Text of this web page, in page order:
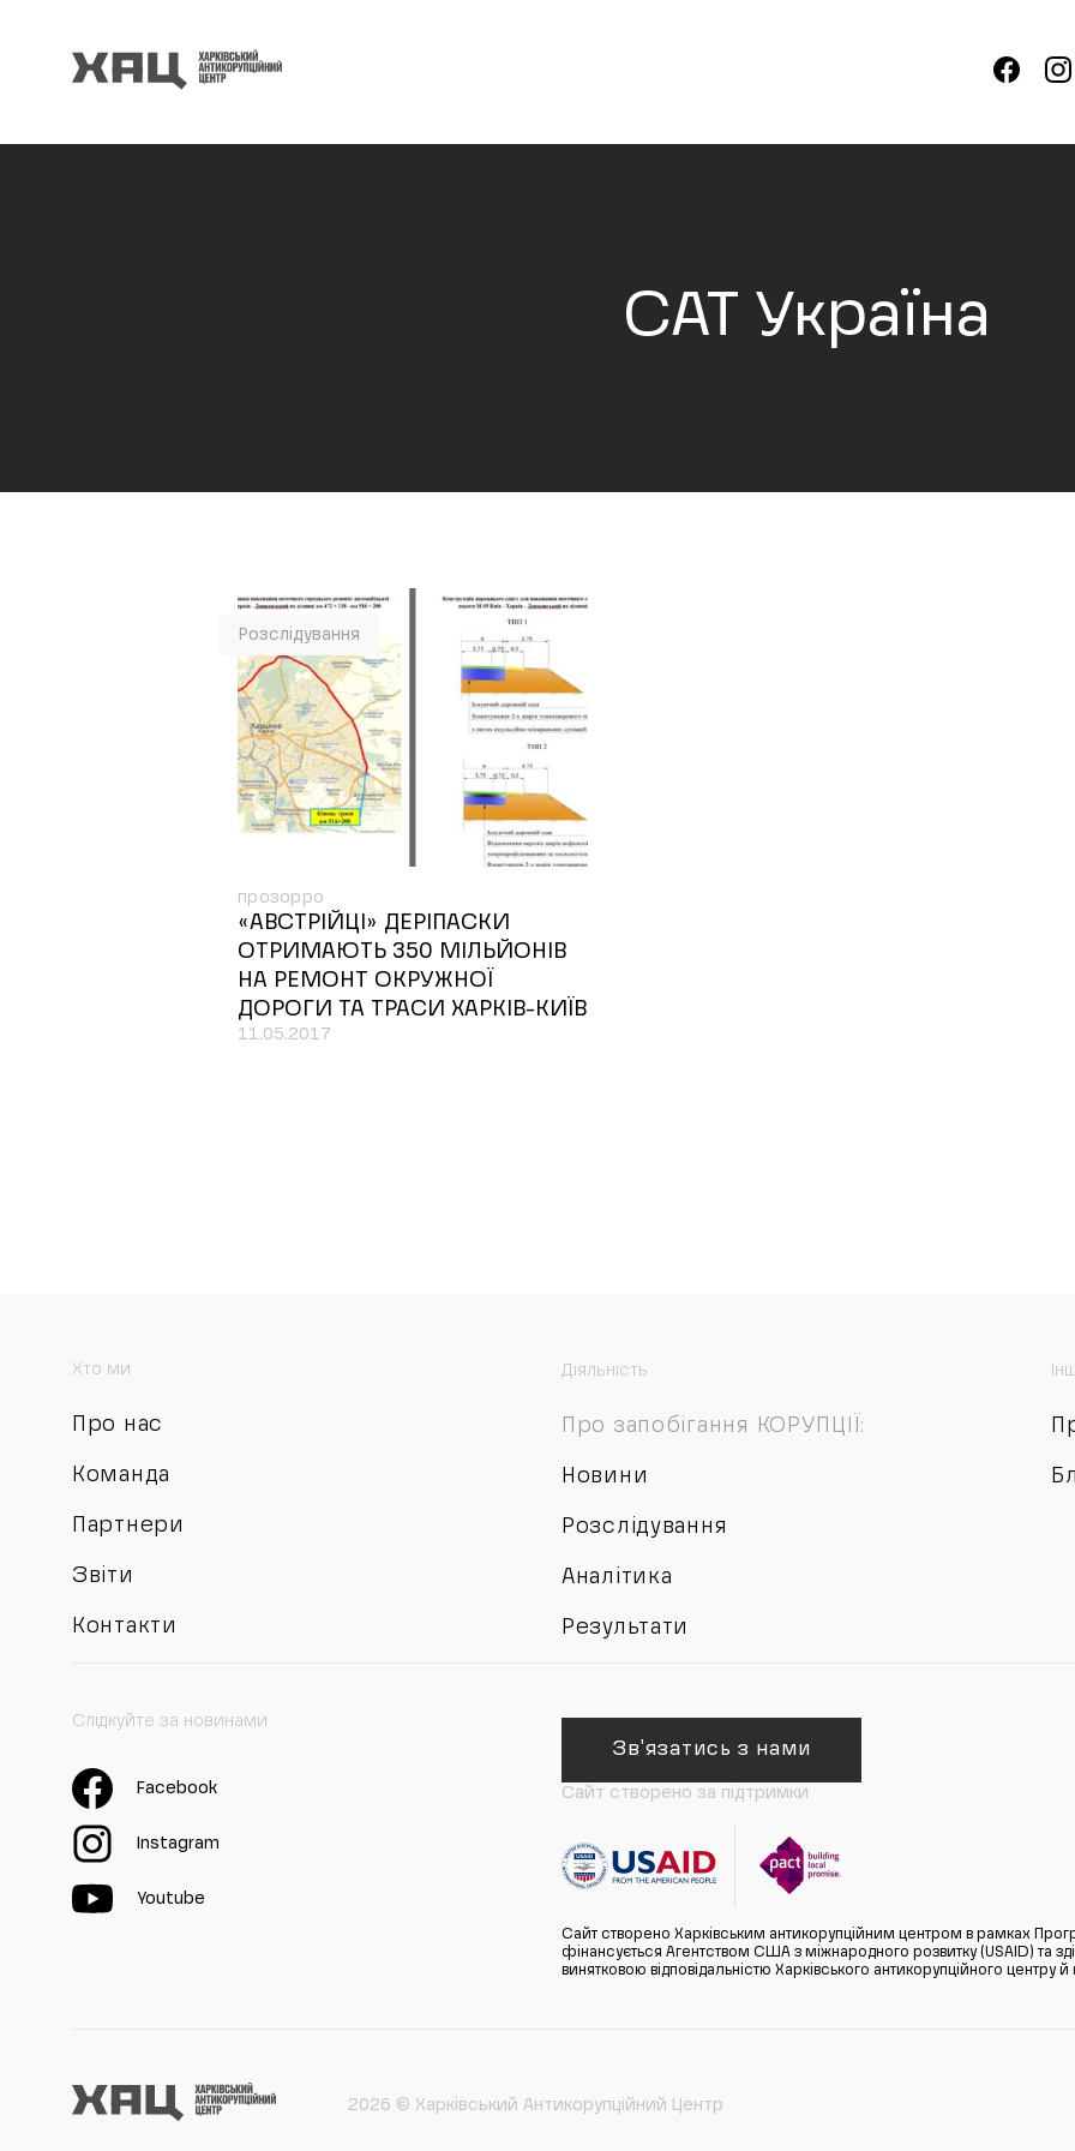
САТ Україна
Розслідування
прозорро
«АВСТРІЙЦІ» ДЕРІПАСКИ
ОТРИМАЮТЬ 350 МІЛЬЙОНІВ
НА РЕМОНТ ОКРУЖНОЇ
ДОРОГИ ТА ТРАСИ ХАРКІВ-КИЇВ
11.05.2017
Хто ми
Про нас
Команда
Партнери
Звіти
Контакти
Діяльність
Про запобігання КОРУПЦІЇ:
Новини
Розслідування
Аналітика
Результати
Слідкуйте за новинами
Facebook
Instagram
Youtube
Зв'язатись з нами
Сайт створено за підтримки
Сайт створено Харківським антикорупційним центром в рамках
фінансується Агентством США з міжнародного розвитку (USAID) та
винятковою відповідальністю Харківського антикорупційного
2026 © Харківський Антикорупційний Центр